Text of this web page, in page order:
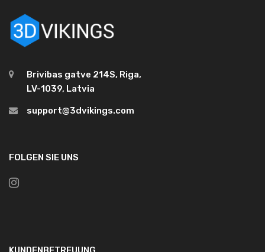
Brivibas gatve 214S, Riga,
LV-1039, Latvia
support@3dvikings.com
FOLGEN SIE UNS